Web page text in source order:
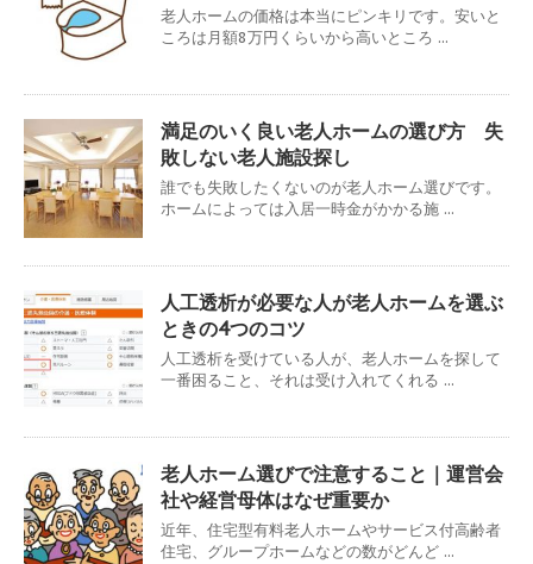
老人ホームの価格は本当にピンキリです。安いと
ころは月額8万円くらいから高いところ ...
満足のいく良い老人ホームの選び方 失
敗しない老人施設探し
誰でも失敗したくないのが老人ホーム選びです。
ホームによっては入居一時金がかかる施 ...
人工透析が必要な人が老人ホームを選ぶ
ときの4つのコツ
人工透析を受けている人が、老人ホームを探して
一番困ること、それは受け入れてくれる ...
老人ホーム選びで注意すること｜運営会
社や経営母体はなぜ重要か
近年、住宅型有料老人ホームやサービス付高齢者
住宅、グループホームなどの数がどんど ...